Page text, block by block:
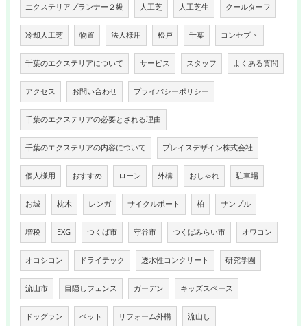
エクステリアプランナー２級 人工芝 人工芝生 クールターフ
冷却人工芝 物置 法人様用 松戸 千葉 コンセプト
千葉のエクステリアについて サービス スタッフ よくある質問
アクセス お問い合わせ プライバシーポリシー
千葉のエクステリアの必要とされる理由
千葉のエクステリアの内容について プレイスデザイン株式会社
個人様用 おすすめ ローン 外構 おしゃれ 駐車場
お城 枕木 レンガ サイクルポート 柏 サンプル
増税 EXG つくば市 守谷市 つくばみらい市 オワコン
オコシコン ドライテック 透水性コンクリート 研究学園
流山市 目隠しフェンス ガーデン キッズスペース
ドッグラン ペット リフォーム外構 流山し